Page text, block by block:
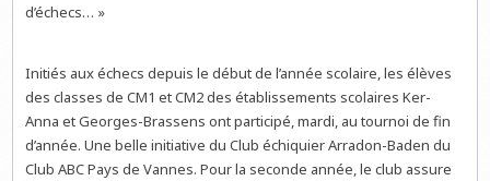
d’échecs… »
Initiés aux échecs depuis le début de l’année scolaire, les élèves
des classes de CM1 et CM2 des établissements scolaires Ker-
Anna et Georges-Brassens ont participé, mardi, au tournoi de fin
d’année. Une belle initiative du Club échiquier Arradon-Baden du
Club ABC Pays de Vannes. Pour la seconde année, le club assure